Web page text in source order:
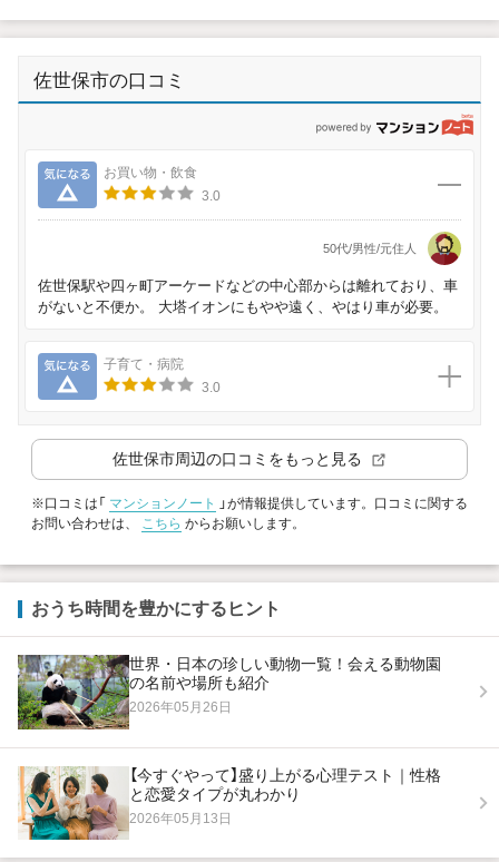
佐世保市の口コミ
気になる
お買い物・飲食
3.0
50代/男性/元住人
佐世保駅や四ヶ町アーケードなどの中心部からは離れており、車
がないと不便か。 大塔イオンにもやや遠く、やはり車が必要。
気になる
子育て・病院
3.0
佐世保市周辺の口コミをもっと見る
※口コミは「 マンションノート
」が情報提供しています。口コミに関する
お問い合わせは、 こちら からお願いします。
おうち時間を豊かにするヒント
世界・日本の珍しい動物一覧！会える動物園
の名前や場所も紹介
2026年05月26日
【今すぐやって】盛り上がる心理テスト｜性格
と恋愛タイプが丸わかり
2026年05月13日